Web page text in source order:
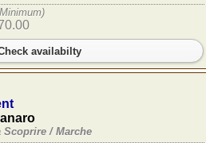
availabilty
Scoprire /Marche